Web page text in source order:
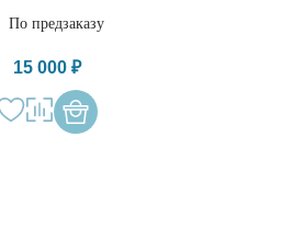
По предзаказу
15 000 ₽